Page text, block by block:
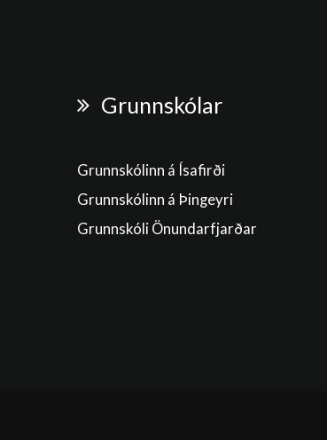
Grunnskólar
Grunnskólinn á Ísafirði
Grunnskólinn á Þingeyri
Grunnskóli Önundarfjarðar